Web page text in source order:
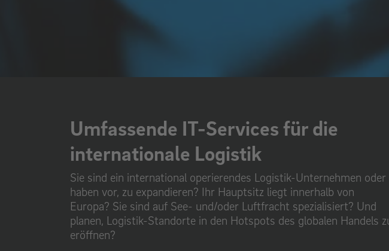
Umfassende IT-Services für die
internationale Logistik
Sie sind ein international operierendes Logistik-Unternehmen oder
haben vor, zu expandieren? Ihr Hauptsitz liegt innerhalb von
Europa? Sie sind auf See- und/oder Luftfracht spezialisiert? Und
planen, Logistik-Standorte in den Hotspots des globalen Handels
eröffnen?